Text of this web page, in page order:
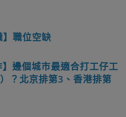
職位空缺
邊個城市最適合打工仔工
？北京排第3、香港排第